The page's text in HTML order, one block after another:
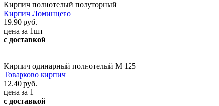
Кирпич полнотелый полуторный
Кирпич Ломинцево
19.90 руб.
цена за 1шт
с доставкой
Кирпич одинарный полнотелый М 125
Товарково кирпич
12.40 руб.
цена за 1
с доставкой